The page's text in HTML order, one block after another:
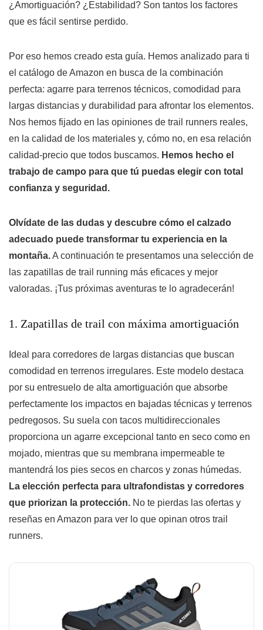
¿Amortiguación? ¿Estabilidad? Son tantos los factores
que es fácil sentirse perdido.
Por eso hemos creado esta guía. Hemos analizado para ti
el catálogo de Amazon en busca de la combinación
perfecta: agarre para terrenos técnicos, comodidad para
largas distancias y durabilidad para afrontar los elementos.
Nos hemos fijado en las opiniones de trail runners reales,
en la calidad de los materiales y, cómo no, en esa relación
calidad-precio que todos buscamos. Hemos hecho el
trabajo de campo para que tú puedas elegir con total
confianza y seguridad.
Olvídate de las dudas y descubre cómo el calzado
adecuado puede transformar tu experiencia en la
montaña.A continuación te presentamos una selección de
las zapatillas de trail running más eficaces y mejor
valoradas. ¡Tus próximas aventuras te lo agradecerán!
1. Zapatillas de trail con máxima amortiguación
Ideal para corredores de largas distancias que buscan
comodidad en terrenos irregulares. Este modelo destaca
por su entresuelo de alta amortiguación que absorbe
perfectamente los impactos en bajadas técnicas y terrenos
pedregosos. Su suela con tacos multidireccionales
proporciona un agarre excepcional tanto en seco como en
mojado, mientras que su membrana impermeable te
mantendrá los pies secos en charcos y zonas húmedas.
La elección perfecta para ultrafondistas y corredores
que priorizan la protección. No te pierdas las ofertas y
reseñas en Amazon para ver lo que opinan otros trail
runners.